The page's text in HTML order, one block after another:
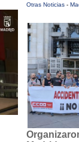
Otras Noticias -